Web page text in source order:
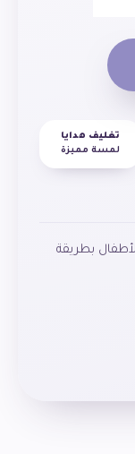
تغليف هدايا
لمسة مميزة
بطريقة